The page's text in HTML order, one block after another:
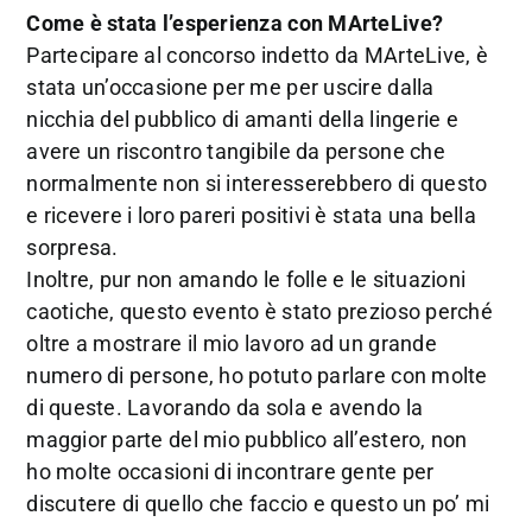
Come è stata l’esperienza con MArteLive?
Partecipare al concorso indetto da MArteLive, è
stata un’occasione per me per uscire dalla
nicchia del pubblico di amanti della lingerie e
avere un riscontro tangibile da persone che
normalmente non si interesserebbero di questo
e ricevere i loro pareri positivi è stata una bella
sorpresa.
Inoltre, pur non amando le folle e le situazioni
caotiche, questo evento è stato prezioso perché
oltre a mostrare il mio lavoro ad un grande
numero di persone, ho potuto parlare con molte
di queste. Lavorando da sola e avendo la
maggior parte del mio pubblico all’estero, non
ho molte occasioni di incontrare gente per
discutere di quello che faccio e questo un po’ mi